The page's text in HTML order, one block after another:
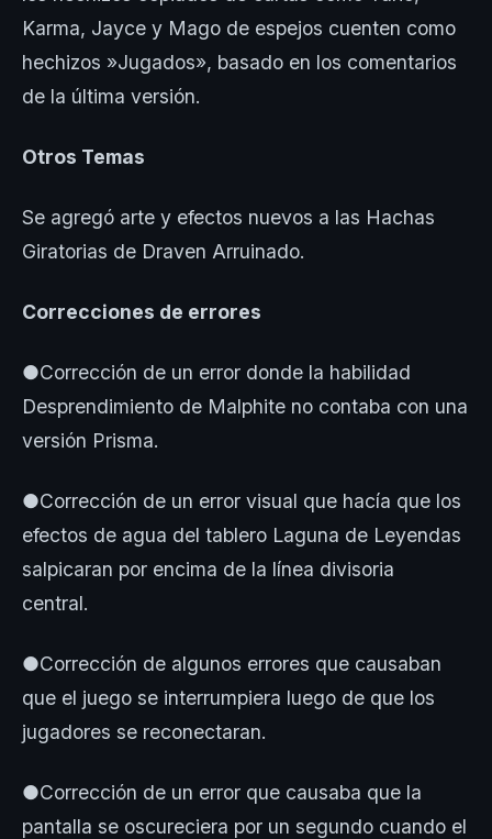
Karma, Jayce y Mago de espejos cuenten como
hechizos »Jugados», basado en los comentarios
de la última versión.
Otros Temas
Se agregó arte y efectos nuevos a las Hachas
Giratorias de Draven Arruinado.
Correcciones de errores
●Corrección de un error donde la habilidad
Desprendimiento de Malphite no contaba con una
versión Prisma.
●Corrección de un error visual que hacía que los
efectos de agua del tablero Laguna de Leyendas
salpicaran por encima de la línea divisoria
central.
●Corrección de algunos errores que causaban
que el juego se interrumpiera luego de que los
jugadores se reconectaran.
●Corrección de un error que causaba que la
pantalla se oscureciera por un segundo cuando el